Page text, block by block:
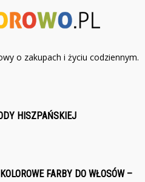
o zakupach i życiu codziennym.
HISZPAŃSKIEJ
FARBY DO WŁOSÓW –